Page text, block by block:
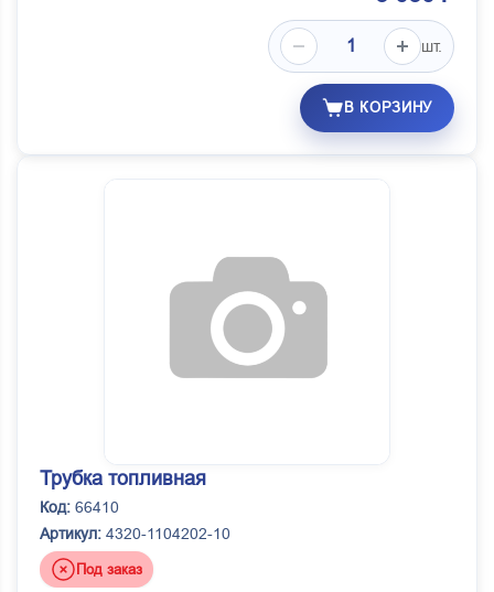
шт.
В КОРЗИНУ
Трубка топливная
Код: 66410
Артикул: 4320-1104202-10
Под заказ